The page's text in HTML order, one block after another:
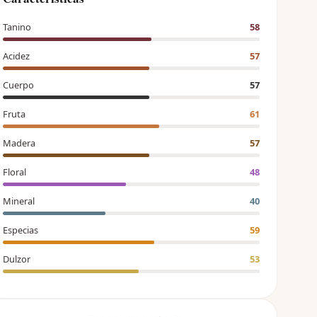
Tanino 58
Acidez 57
Cuerpo 57
Fruta 61
Madera 57
Floral 48
Mineral 40
Especias 59
Dulzor 53